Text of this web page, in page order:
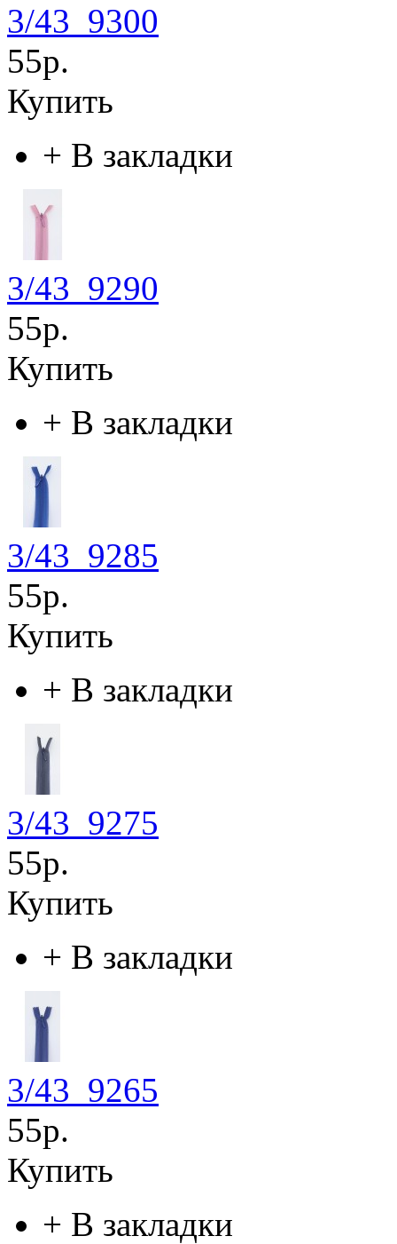
3/43_9300
55р.
Купить
+ В закладки
3/43_9290
55р.
Купить
+ В закладки
3/43_9285
55р.
Купить
+ В закладки
3/43_9275
55р.
Купить
+ В закладки
3/43_9265
55р.
Купить
+ В закладки